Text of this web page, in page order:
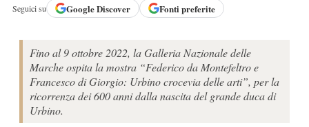
Seguici su GoogleDiscover Fonti preferite
Fino al 9 ottobre 2022, la Galleria Nazionale delle
Marche ospita la mostra “Federico da Montefeltro e
Francesco di Giorgio: Urbino crocevia delle arti”, per la
ricorrenza dei 600 anni dalla nascita del grande duca di
Urbino.